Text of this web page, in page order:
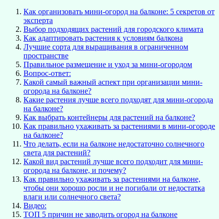
Как организовать мини-огород на балконе: 5 секретов от
эксперта
Выбор подходящих растений для городского климата
Как адаптировать растения к условиям балкона
Лучшие сорта для выращивания в ограниченном
пространстве
Правильное размещение и уход за мини-огородом
Вопрос-ответ:
Какой самый важный аспект при организации мини-
огорода на балконе?
Какие растения лучше всего подходят для мини-огорода
на балконе?
Как выбрать контейнеры для растений на балконе?
Как правильно ухаживать за растениями в мини-огороде
на балконе?
Что делать, если на балконе недостаточно солнечного
света для растений?
Какой вид растений лучше всего подходит для мини-
огорода на балконе, и почему?
Как правильно ухаживать за растениями на балконе,
чтобы они хорошо росли и не погибали от недостатка
влаги или солнечного света?
Видео:
ТОП 5 причин не заводить огород на балконе